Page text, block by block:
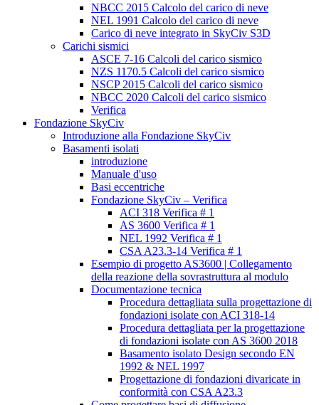
NBCC 2015 Calcolo del carico di neve
NEL 1991 Calcolo del carico di neve
Carico di neve integrato in SkyCiv S3D
Carichi sismici
ASCE 7-16 Calcoli del carico sismico
NZS 1170.5 Calcoli del carico sismico
NSCP 2015 Calcoli del carico sismico
NBCC 2020 Calcoli del carico sismico
Verifica
Fondazione SkyCiv
Introduzione alla Fondazione SkyCiv
Basamenti isolati
introduzione
Manuale d'uso
Basi eccentriche
Fondazione SkyCiv – Verifica
ACI 318 Verifica # 1
AS 3600 Verifica # 1
NEL 1992 Verifica # 1
CSA A23.3-14 Verifica # 1
Esempio di progetto AS3600 | Collegamento
della reazione della sovrastruttura al modulo
Documentazione tecnica
Procedura dettagliata sulla progettazione di
fondazioni isolate con ACI 318-14
Procedura dettagliata per la progettazione
di fondazioni isolate con AS 3600 2018
Basamento isolato Design secondo EN
1992 & NEL 1997
Progettazione di fondazioni divaricate in
conformità con CSA A23.3